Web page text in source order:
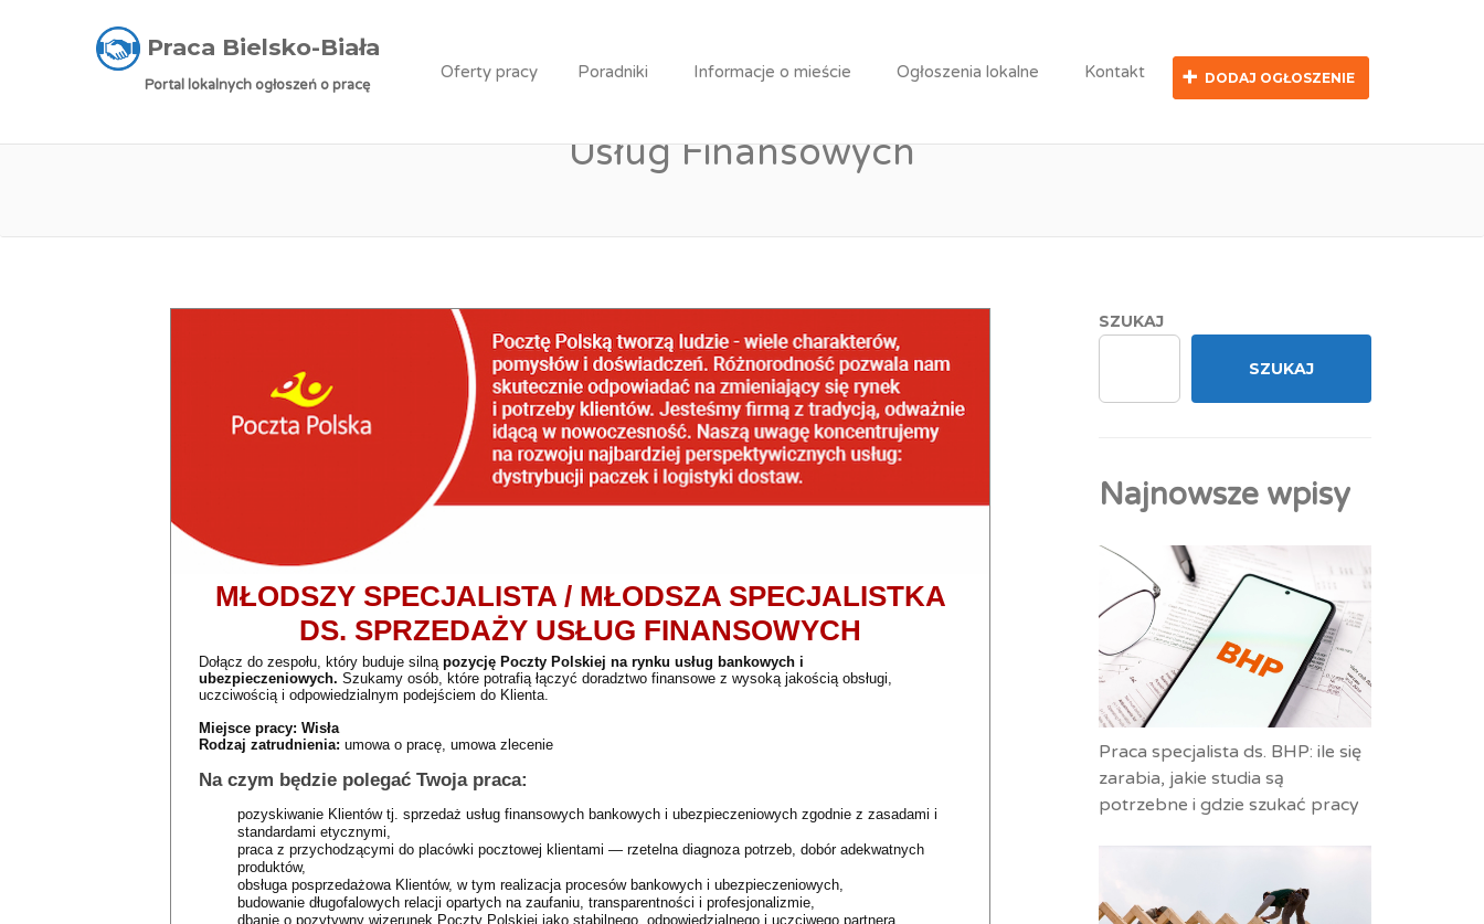
Praca Bielsko-Biała
Portal lokalnych ogłoszeń o pracę
Oferty pracy Poradniki Informacje o mieście Ogłoszenia lokalne Kontakt DODAJ OGŁOSZENIE
Praca Bielsko-Biała » Oferty pracy
Praca: Młodszy Specjalista / Młodsza Specjalistka ds. Sprzedaży
Usług Finansowych
MŁODSZY SPECJALISTA / MŁODSZA SPECJALISTKA
DS. SPRZEDAŻY USŁUG FINANSOWYCH
Dołącz do zespołu, który buduje silnąpozycję Poczty Polskiej na rynku usług bankowych i
ubezpieczeniowych. Szukamy osób, które potrafią łączyć doradztwo finansowe z wysoką jakością obsługi,
uczciwością i odpowiedzialnym podejściem do Klienta.
Miejsce pracy: Wisła
Rodzaj zatrudnienia:umowa o pracę, umowa zlecenie
Na czym będzie polegać Twoja praca:
pozyskiwanie Klientów tj. sprzedaż usług finansowych bankowych i ubezpieczeniowych zgodnie z zasadami i
standardami etycznymi,
praca z przychodzącymi do placówki pocztowej klientami — rzetelna diagnoza potrzeb, dobór adekwatnych
produktów,
obsługa posprzedażowa Klientów, w tym realizacja procesów bankowych i ubezpieczeniowych,
budowanie długofalowych relacji opartych na zaufaniu, transparentności i profesjonalizmie,
dbanie o pozytywny wizerunek Poczty Polskiej jako stabilnego, odpowiedzialnego i uczciwego partnera
SZUKAJ
SZUKAJ
Najnowsze wpisy
Praca specjalista ds. BHP: ile się
zarabia, jakie studia są
potrzebne i gdzie szukać pracy